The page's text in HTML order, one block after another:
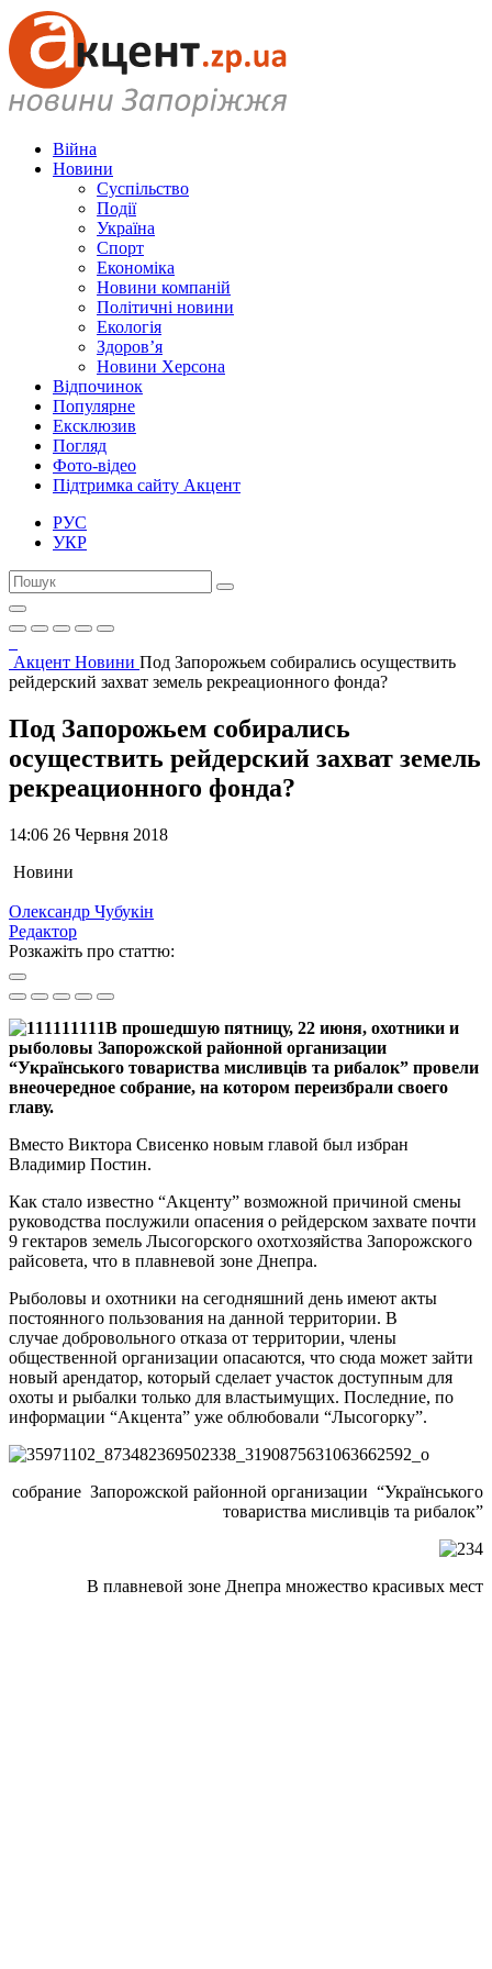
Війна
Новини
Суспільство
Події
Україна
Спорт
Економіка
Новини компаній
Політичні новини
Екологія
Здоров’я
Новини Херсона
Відпочинок
Популярне
Ексклюзив
Погляд
Фото-відео
Підтримка сайту Акцент
РУС
УКР
Акцент Новини Под Запорожьем собирались осуществить
рейдерский захват земель рекреационного фонда?
Под Запорожьем собирались
осуществить рейдерский захват земель
рекреационного фонда?
14:06 26 Червня 2018
Новини
Олександр Чубукін
Редактор
Розкажіть про статтю:
В прошедшую пятницу, 22 июня, охотники и
рыболовы Запорожской районной организации
“Українського товариства мисливців та рибалок” провели
внеочередное собрание, на котором переизбрали своего
главу.
Вместо Виктора Свисенко новым главой был избран
Владимир Постин.
Как стало известно “Акценту” возможной причиной смены
руководства послужили опасения о рейдерском захвате почти
9 гектаров земель Лысогорского охотхозяйства Запорожского
райсовета, что в плавневой зоне Днепра.
Рыболовы и охотники на сегодняшний день имеют акты
постоянного пользования на данной территории. В
случае добровольного отказа от территории, члены
общественной организации опасаются, что сюда может зайти
новый арендатор, который сделает участок доступным для
охоты и рыбалки только для властьимущих. Последние, по
информации “Акцента” уже облюбовали “Лысогорку”.
собрание Запорожской районной организации “Українського
товариства мисливців та рибалок”
В плавневой зоне Днепра множество красивых мест